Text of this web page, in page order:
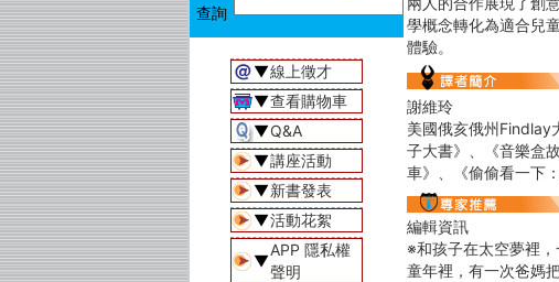
▼線上徵才
▼查看購物車
▼Q&A
▼講座活動
▼新書發表
▼活動花絮
▼
APP 隱私權
聲明
學概念轉化為適合兒
體驗。
謝維玲
美國俄亥俄州Findlay
子大書》、《音樂盒
車》、《偷偷看一下
編輯資訊
※和孩子在太空夢裡，
童年裡，有一次爸媽